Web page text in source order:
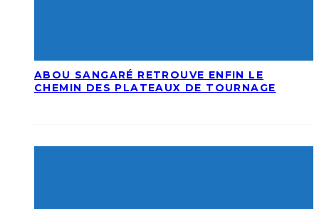
ABOU SANGARÉ RETROUVE ENFIN LE
CHEMIN DES PLATEAUX DE TOURNAGE